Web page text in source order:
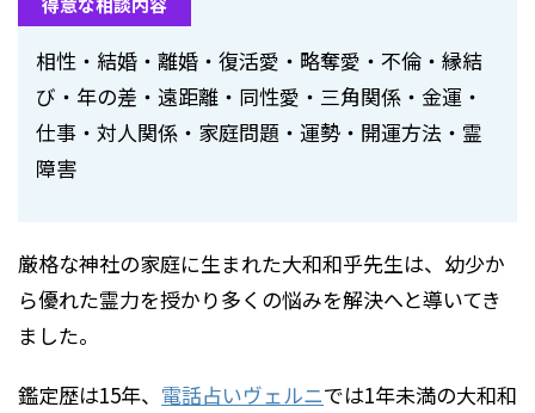
相性・結婚・離婚・復活愛・略奪愛・不倫・縁結
び・年の差・遠距離・同性愛・三角関係・金運・
仕事・対人関係・家庭問題・運勢・開運方法・霊
障害
厳格な神社の家庭に生まれた大和和乎先生は、幼少か
ら優れた霊力を授かり多くの悩みを解決へと導いてき
ました。
鑑定歴は15年、 電話占いヴェルニでは1年未満の大和和